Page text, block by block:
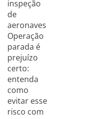
inspeção
de
aeronaves
Operação
parada é
prejuízo
certo:
entenda
como
evitar esse
risco com